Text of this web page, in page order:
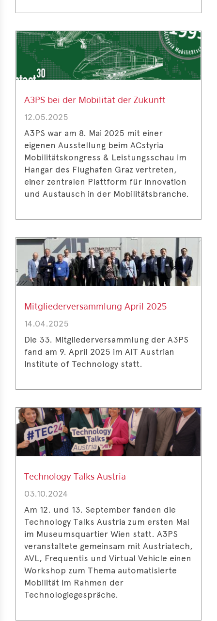
A3PS bei der Mobilität der Zukunft
12.05.2025
A3PS war am 8. Mai 2025 mit einer
eigenen Ausstellung beim ACstyria
Mobilitätskongress & Leistungsschau im
Hangar des Flughafen Graz vertreten,
einer zentralen Plattform für Innovation
und Austausch in der Mobilitätsbranche.
Mitgliederversammlung April 2025
14.04.2025
Die 33. Mitgliederversammlung der A3PS
fand am 9. April 2025 im AIT Austrian
Institute of Technology statt.
Technology Talks Austria
03.10.2024
Am 12. und 13. September fanden die
Technology Talks Austria zum ersten Mal
im Museumsquartier Wien statt. A3PS
veranstaltete gemeinsam mit Austriatech,
AVL, Frequentis und Virtual Vehicle einen
Workshop zum Thema automatisierte
Mobilität im Rahmen der
Technologiegespräche.